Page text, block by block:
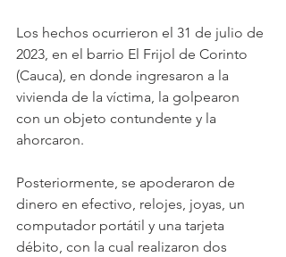
Los hechos ocurrieron el 31 de julio de
2023, en el barrio El Frijol de Corinto
(Cauca), en donde ingresaron a la
vivienda de la víctima, la golpearon
con un objeto contundente y la
ahorcaron.
Posteriormente, se apoderaron de
dinero en efectivo, relojes, joyas, un
computador portátil y una tarjeta
débito, con la cual realizaron dos